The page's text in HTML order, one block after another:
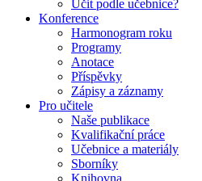
Učit podle učebnice?
Konference
Harmonogram roku
Programy
Anotace
Příspěvky
Zápisy a záznamy
Pro učitele
Naše publikace
Kvalifikační práce
Učebnice a materiály
Sborníky
Knihovna